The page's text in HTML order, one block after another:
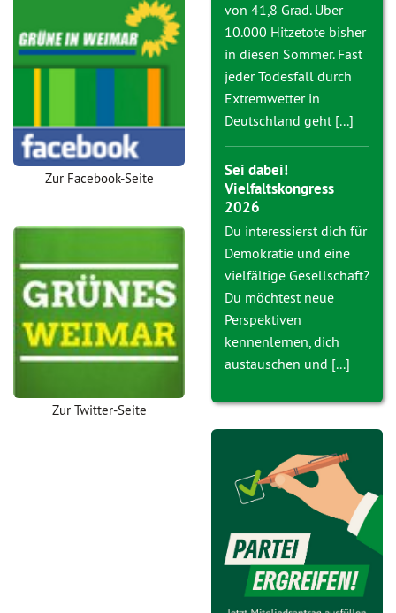
Zur Facebook-Seite
Zur Twitter-Seite
von 41,8 Grad. Über
10.000 Hitzetote bisher
in diesen Sommer. Fast
jeder Todesfall durch
Extremwetter in
Deutschland geht [...]
Sei dabei!
Vielfaltskongress
2026
Du interessierst dich für
Demokratie und eine
vielfältige Gesellschaft?
Du möchtest neue
Perspektiven
kennenlernen, dich
austauschen und [...]